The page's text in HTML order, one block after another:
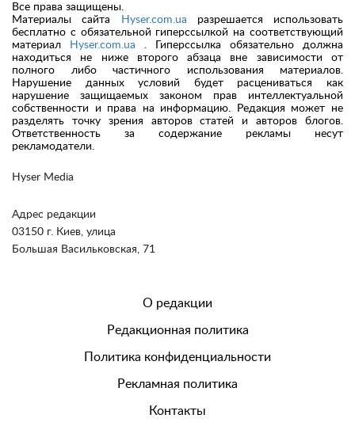
Hyser Media
Адрес редакции
03150 г. Киев, улица
Большая Васильковская, 71
Все права защищены.
Материалы сайта
Hyser.com.ua разрешается использовать
бесплатно с обязательной гиперссылкой на соответствующий
материал
Hyser.com.ua . Гиперссылка обязательно должна
находиться не ниже второго абзаца вне зависимости от
полного либо частичного использования материалов.
Нарушение данных условий будет расцениваться как
нарушение защищаемых законом прав интеллектуальной
собственности и права на информацию. Редакция может не
разделять точку зрения авторов статей и авторов блогов.
Ответственность за содержание рекламы несут
рекламодатели.
О редакции
Редакционная политика
Политика конфиденциальности
Рекламная политика
Контакты